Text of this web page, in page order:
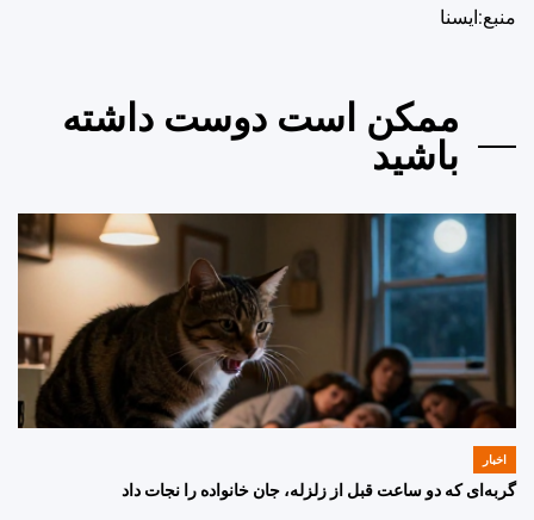
منبع:ایسنا
ممکن است دوست داشته
باشید
POSTED
IN
اخبار
گربه‌ای که دو ساعت قبل از زلزله، جان خانواده را نجات داد